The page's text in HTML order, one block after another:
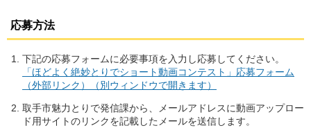
応募方法
下記の応募フォームに必要事項を入力し応募してください。
「ほどよく絶妙とりでショート動画コンテスト」応募フォーム
（外部リンク）（別ウィンドウで開きます）
取手市魅力とりで発信課から、メールアドレスに動画アップロー
ド用サイトのリンクを記載したメールを送信します。